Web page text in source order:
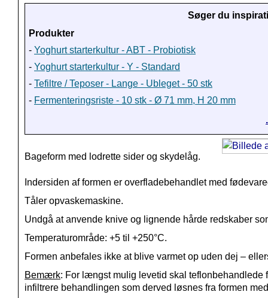
Søger du
Produkter
- Yoghurt starterkultur - ABT - Probiotisk
- Yoghurt starterkultur - Y - Standard
- Tefiltre / Teposer - Lange - Ubleget - 50 stk
- Fermenteringsriste - 10 stk - Ø 71 mm, H 20 mm
Bageform med lodrette sider og skydelåg.
Indersiden af formen er overfladebehandlet med
Tåler opvaskemaskine.
Undgå at anvende knive og lignende hårde redskaber
Temperaturområde: +5 til +250°C.
Formen anbefales ikke at blive varmet op uden dej –
Bemærk: For længst mulig levetid skal teflonbehandlede
infiltrere behandlingen som derved løsnes fra formen